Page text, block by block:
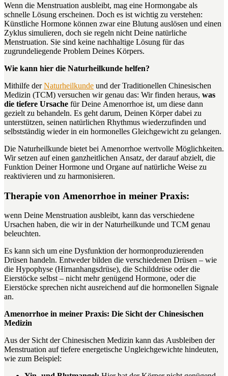
Wenn die Menstruation ausbleibt, mag eine Hormongabe als
schnelle Lösung erscheinen. Doch es ist wichtig zu verstehen:
Künstliche Hormone können zwar eine Blutung auslösen und einen
Zyklus simulieren, doch sie regeln nicht Deine natürliche
Menstruation. Sie sind keine nachhaltige Lösung für das
zugrundeliegende Problem Deines Körpers.
Wie kann hier die Naturheilkunde helfen?
Mithilfe derNaturheilkunde und der Traditionellen Chinesischen
Medizin (TCM) versuchen wir genau das: Wir finden heraus, was
die tiefere Ursache für Deine Amenorrhoe ist, um diese dann
gezielt zu behandeln. Es geht darum, Deinen Körper dabei zu
unterstützen, seinen natürlichen Rhythmus wiederzufinden und
selbstständig wieder in ein hormonelles Gleichgewicht zu gelangen.
Die Naturheilkunde bietet bei Amenorrhoe wertvolle Möglichkeiten.
Wir setzen auf einen ganzheitlichen Ansatz, der darauf abzielt, die
Funktion Deiner Hormone und Organe auf natürliche Weise zu
reaktivieren und zu harmonisieren.
Therapie von Amenorrhoe in meiner Praxis:
wenn Deine Menstruation ausbleibt, kann das verschiedene
Ursachen haben, die wir in der Naturheilkunde und TCM genau
beleuchten.
Es kann sich um eine Dysfunktion der hormonproduzierenden
Drüsen handeln. Entweder bilden die verschiedenen Drüsen – wie
die Hypophyse (Hirnanhangsdrüse), die Schilddrüse oder die
Eierstöcke selbst – nicht mehr genügend Hormone, oder die
Eierstöcke sprechen nicht ausreichend auf die hormonellen Signale
an.
Amenorrhoe in meiner Praxis: Die Sicht der Chinesischen
Medizin
Aus der Sicht der Chinesischen Medizin kann das Ausbleiben der
Menstruation auf tiefere energetische Ungleichgewichte hindeuten,
wie zum Beispiel: